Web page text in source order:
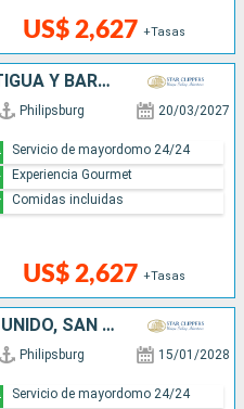
US$ 2,627 +Tasas
SAN MARTÍN, FRANCIA, ANTIGUA Y BARBUDA,
Philipsburg 20/03/2027
US$ 2,627 +Tasas
Servicio de mayordomo 24/24
Experiencia Gourmet
Comidas incluidas
DOMINICA, FRANCIA, REINO UNIDO, SAN MARTÍN
Philipsburg 15/01/2028
Servicio de mayordomo 24/24